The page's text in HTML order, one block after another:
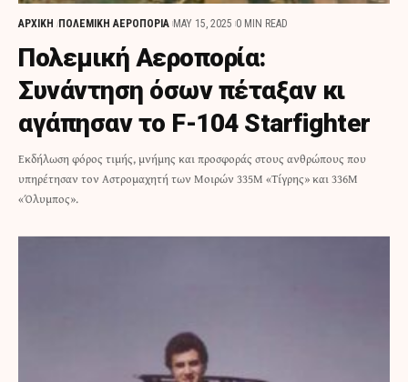
ΑΡΧΙΚΗ ΠΟΛΕΜΙΚΗ ΑΕΡΟΠΟΡΙΑ MAY 15, 2025 0 MIN READ
Πολεμική Αεροπορία:
Συνάντηση όσων πέταξαν κι
αγάπησαν το F-104 Starfighter
Εκδήλωση φόρος τιμής, μνήμης και προσφοράς στους ανθρώπους που
υπηρέτησαν τον Αστρομαχητή των Μοιρών 335Μ «Τίγρης» και 336Μ
«Όλυμπος».